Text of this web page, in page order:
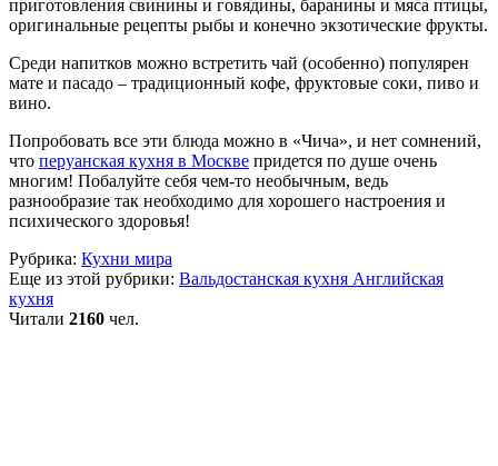
приготовления свинины и говядины, баранины и мяса птицы,
оригинальные рецепты рыбы и конечно экзотические фрукты.
Среди напитков можно встретить чай (особенно) популярен
мате и пасадо – традиционный кофе, фруктовые соки, пиво и
вино.
Попробовать все эти блюда можно в «Чича», и нет сомнений,
что перуанская кухня в Москве придется по душе очень
многим! Побалуйте себя чем-то необычным, ведь
разнообразие так необходимо для хорошего настроения и
психического здоровья!
Рубрика: Кухни мира
Еще из этой рубрики: Вальдостанская кухня Английская
кухня
Читали 2160 чел.